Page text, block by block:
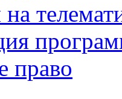
право